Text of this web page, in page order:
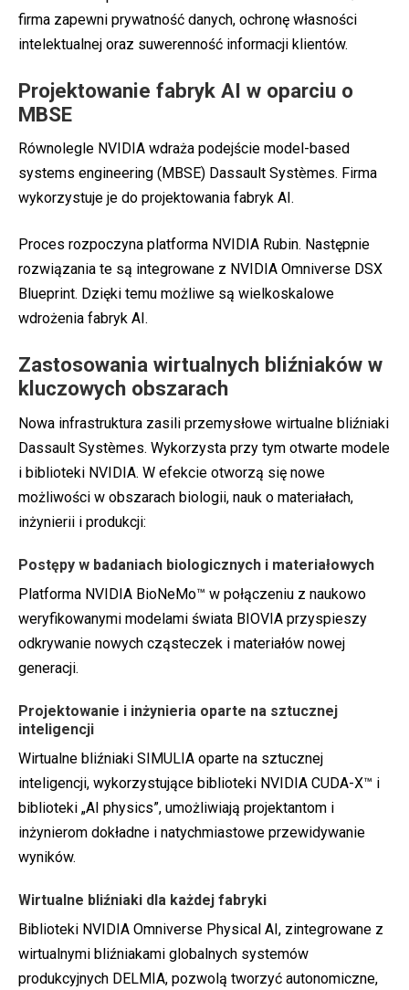
firma zapewni prywatność danych, ochronę własności
intelektualnej oraz suwerenność informacji klientów.
Projektowanie fabryk AI w oparciu o
MBSE
Równolegle NVIDIA wdraża podejście model-based
systems engineering (MBSE) Dassault Systèmes. Firma
wykorzystuje je do projektowania fabryk AI .
Proces rozpoczyna platforma NVIDIA Rubin. Następnie
rozwiązania te są integrowane z NVIDIA Omniverse DSX
Blueprint. Dzięki temu możliwe są wielkoskalowe
wdrożenia fabryk AI.
Zastosowania wirtualnych bliźniaków w
kluczowych obszarach
Nowa infrastruktura zasili przemysłowe wirtualne bliźniaki
Dassault Systèmes. Wykorzysta przy tym otwarte modele
i biblioteki NVIDIA. W efekcie otworzą się nowe
możliwości w obszarach biologii, nauk o materiałach,
inżynierii i produkcji:
Postępy w badaniach biologicznych i materiałowych
Platforma NVIDIA BioNeMo™ w połączeniu z naukowo
weryfikowanymi modelami świata BIOVIA przyspieszy
odkrywanie nowych cząsteczek i materiałów nowej
generacji.
Projektowanie i inżynieria oparte na sztucznej
inteligencji
Wirtualne bliźniaki SIMULIA oparte na sztucznej
inteligencji, wykorzystujące biblioteki NVIDIA CUDA-X™ i
biblioteki „AI physics”, umożliwiają projektantom i
inżynierom dokładne i natychmiastowe przewidywanie
wyników.
Wirtualne bliźniaki dla każdej fabryki
Biblioteki NVIDIA Omniverse Physical AI, zintegrowane z
wirtualnymi bliźniakami globalnych systemów
produkcyjnych DELMIA, pozwolą tworzyć autonomiczne,